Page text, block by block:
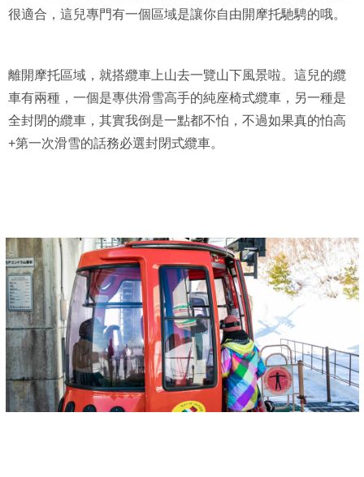
很適合，這兒專門有一個區域是讓你自由開摩托馳騁的哦。
離開摩托區域，就搭纜車上山去一覽山下風景啦。這兒的纜
車有兩種，一個是專供滑雪高手的純座椅式纜車，另一種是
全封閉的纜車，其實我倒是一點都不怕，不過如果真的怕高
+第一次滑雪的話務必選封閉式纜車。